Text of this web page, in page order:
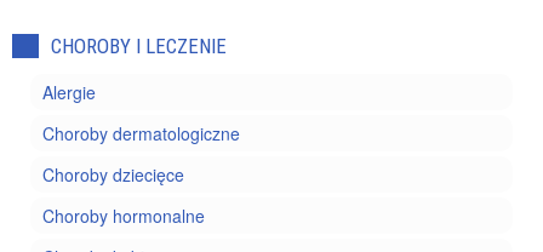
CHOROBY I LECZENIE
Alergie
Choroby dermatologiczne
Choroby dziecięce
Choroby hormonalne